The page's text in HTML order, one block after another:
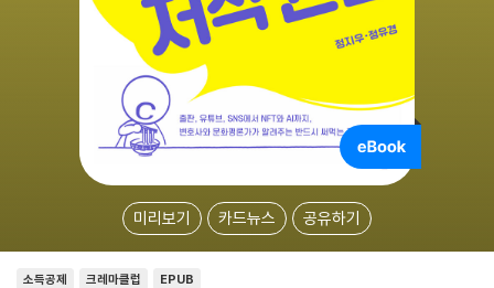
미리보기 카드뉴스 공유하기
소득공제 크레마클럽 EPUB